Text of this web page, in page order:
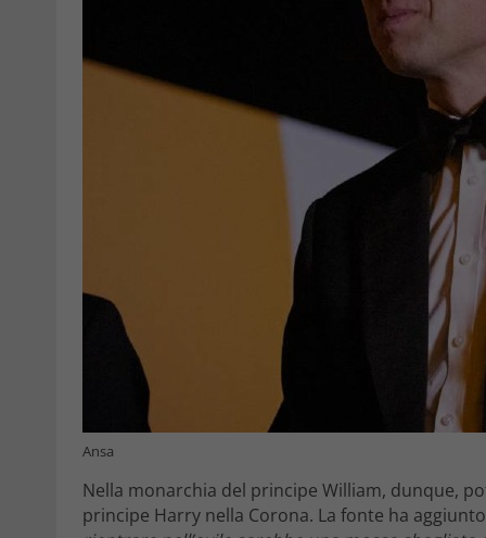
Ansa
Nella monarchia del principe William, dunque,
principe Harry nella Corona. La fonte ha